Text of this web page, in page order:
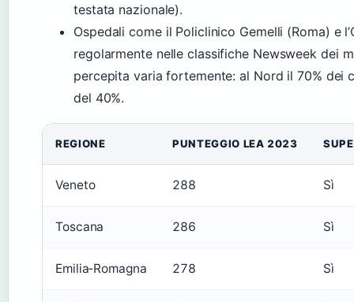
testata nazionale).
Ospedali come il Policlinico Gemelli (Roma) e
regolarmente nelle classifiche Newsweek dei
percepita varia fortemente: al Nord il 70% dei
del 40%.
Confronto regionale LEA 2023 – Top e bottom
REGIONE PUNTEGGIO LEA 2023
Veneto 288 Sì
Toscana 286 Sì
Emilia‑Romagna 278 Sì